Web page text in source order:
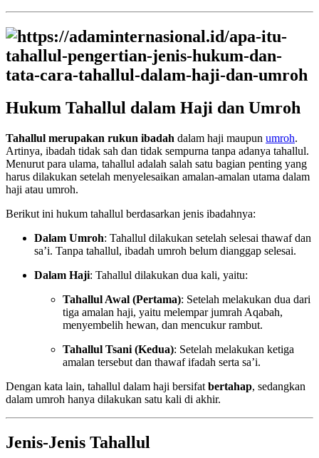
Hukum Tahallul dalam Haji dan Umroh
Tahallul merupakan rukun ibadah dalam haji maupun umroh.
Artinya, ibadah tidak sah dan tidak sempurna tanpa adanya tahallul.
Menurut para ulama, tahallul adalah salah satu bagian penting yang
harus dilakukan setelah menyelesaikan amalan-amalan utama dalam
haji atau umroh.
Berikut ini hukum tahallul berdasarkan jenis ibadahnya:
Dalam Umroh: Tahallul dilakukan setelah selesai thawaf dan
sa’i. Tanpa tahallul, ibadah umroh belum dianggap selesai.
Dalam Haji: Tahallul dilakukan dua kali, yaitu:
Tahallul Awal (Pertama): Setelah melakukan dua dari
tiga amalan haji, yaitu melempar jumrah Aqabah,
menyembelih hewan, dan mencukur rambut.
Tahallul Tsani (Kedua): Setelah melakukan ketiga
amalan tersebut dan thawaf ifadah serta sa’i.
Dengan kata lain, tahallul dalam haji bersifat bertahap, sedangkan
dalam umroh hanya dilakukan satu kali di akhir.
Jenis-Jenis Tahallul